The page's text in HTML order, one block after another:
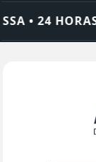
• 24 HORAS